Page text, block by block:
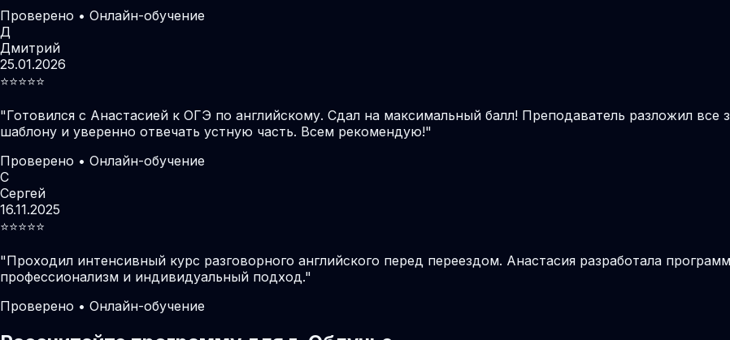
Проверено • Онлайн-обучение
Д
Дмитрий
25.01.2026
⭐️⭐️⭐️⭐️⭐️
"Готовился с Анастасией к ОГЭ по английскому. Сдал на максимальный балл! Преподаватель разложил все
шаблону и уверенно отвечать устную часть. Всем рекомендую!"
Проверено • Онлайн-обучение
С
Сергей
16.11.2025
⭐️⭐️⭐️⭐️⭐️
"Проходил интенсивный курс разговорного английского перед переездом. Анастасия разработала
профессионализм и индивидуальный подход."
Проверено • Онлайн-обучение